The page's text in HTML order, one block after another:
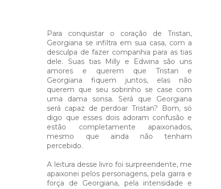
Para conquistar o coração de Tristan,
Georgiana se infiltra em sua casa, com a
desculpa de fazer companhia para as tias
dele. Suas tias Milly e Edwina são uns
amores e querem que Tristan e
Georgiana fiquem juntos, elas não
querem que seu sobrinho se case com
uma dama sonsa. Será que Georgiana
será capaz de perdoar Tristan? Bom, só
digo que esses dois adoram confusão e
estão completamente apaixonados,
mesmo que ainda não tenham
percebido.
A leitura desse livro foi surpreendente, me
apaixonei pelos personagens, pela garra e
força de Georgiana, pela intensidade e